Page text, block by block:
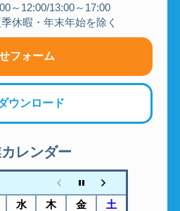
～12:00/13:00～17:00
休暇・年末年始を除く
フォーム
ウンロード
レンダー
水 木 金 土